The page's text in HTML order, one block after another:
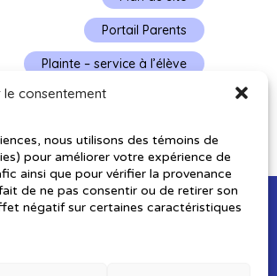
le consentement
nous utilisons des témoins de
pour améliorer votre expérience de
ainsi que pour vérifier la provenance
de ne pas consentir ou de retirer son
négatif sur certaines caractéristiques
Portail Parents
Plainte – service à l’élève
Politique de confidentialité